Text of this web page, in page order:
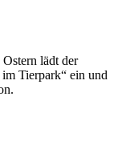
lädt der
Tierpark“ ein und